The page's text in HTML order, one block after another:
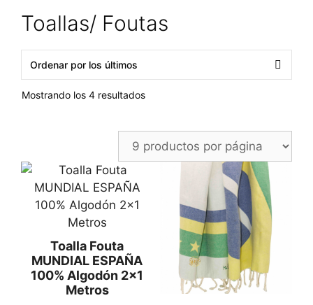
Toallas/ Foutas
Mostrando los 4 resultadosOrdenado
Toalla Fouta
MUNDIAL ESPAÑA
100% Algodón 2×1
Metros